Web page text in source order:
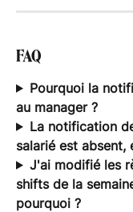
FAQ
Pourquoi la
au manager ?
La notification
salarié est absent,
J'ai modifié les
shifts de la
pourquoi ?